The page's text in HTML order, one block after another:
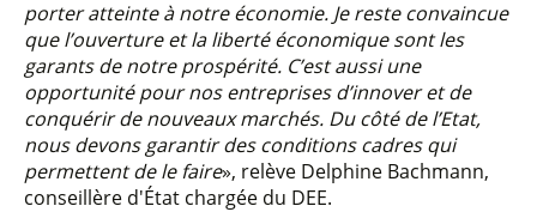
porter atteinte à notre économie. Je reste convaincue
que l’ouverture et la liberté économique sont les
garants de notre prospérité. C’est aussi une
opportunité pour nos entreprises d’innover et de
conquérir de nouveaux marchés. Du côté de l’Etat,
nous devons garantir des conditions cadres qui
permettent de le faire», relève Delphine Bachmann,
conseillère d'État chargée du DEE.